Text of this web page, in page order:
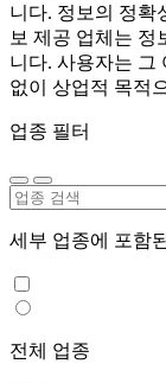
니다. 정보의 정확
보 제공 업체는 정
니다. 사용자는 그
없이 상업적 목적
업종 필터
세부 업종에 포함
전체 업종